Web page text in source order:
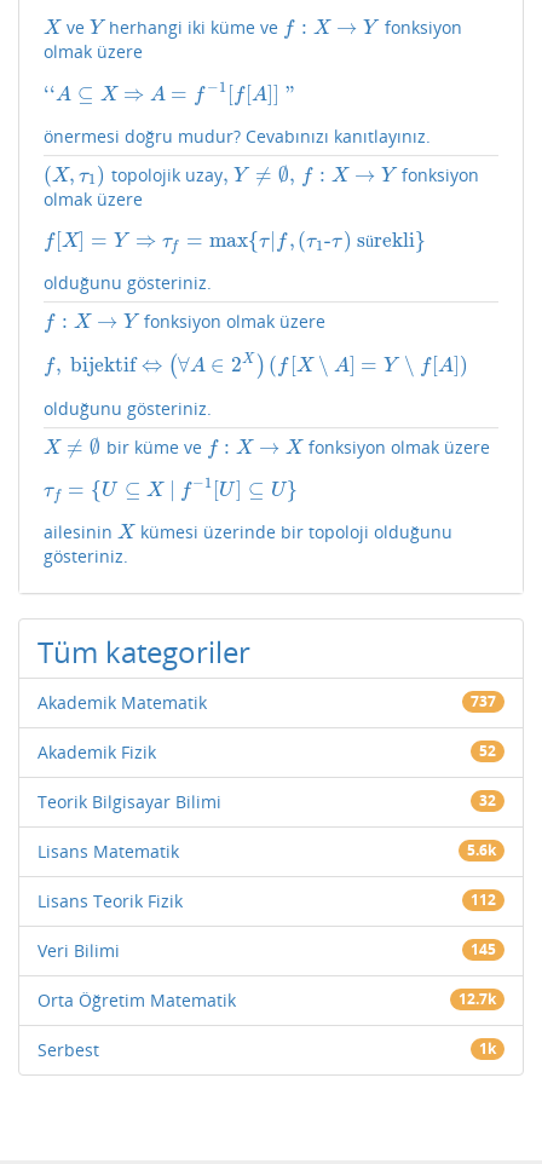
X
X ve Y
Y herhangi iki küme ve f : X → Y
f:X→Y
fonksiyon
olmak üzere
‘‘A ⊆ X ⇒ A = f −1 [f[A]] "
A⊆X⇒ A= f−1 [f[A] "
önermesi doğru mudur? Cevabınızı kanıtlayınız.
(X, τ1)
(X,τ1) topolojik uzay,
, Y ≠ ∅,
Y≠ ∅, f : X → Y
f:X→Y
fonksiyon
olmak üzere
f[X] = Y ⇒ τf = max{τ f,(τ1 -τ) sürekli}
f [X] =Y⇒τf =max{τ|f,(τ 1-τ )sürekli}
olduğunu gösteriniz.
f : X → Y
f:X→Y fonksiyon olmak üzere
f, bijektif ⇔ (∀A ∈ 2X ) ( f [X ∖ A] = Y ∖ f[A])
f,bijektif⇔ (∀ A∈2X )( f[ X∖A] =Y∖ f[A ])
olduğunu gösteriniz.
X ≠ ∅
X≠ ∅ bir küme ve f : X → X
f:X→X fonksiyon olmak üzere
τf = {U ⊆ X f−1 [U] ⊆ U}
τf ={ U⊆ X | −1[U ]⊆
}
ailesinin X
X kümesi üzerinde bir topoloji olduğunu
gösteriniz.
Tüm kategoriler
Akademik Matematik 737
Akademik Fizik 52
Teorik Bilgisayar Bilimi 32
Lisans Matematik 5.6k
Lisans Teorik Fizik 112
Veri Bilimi 145
Orta Öğretim Matematik 12.7k
Serbest 1k